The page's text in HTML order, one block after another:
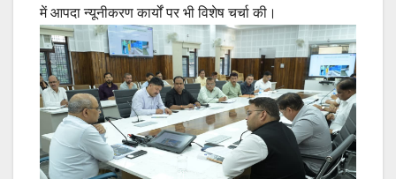
में आपदा न्यूनीकरण कार्यों पर भी विशेष चर्चा की।